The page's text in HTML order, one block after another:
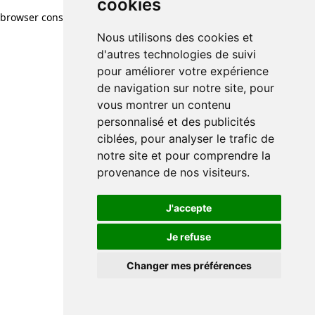
cookies
Nous utilisons des cookies et
d'autres technologies de suivi
pour améliorer votre expérience
de navigation sur notre site, pour
vous montrer un contenu
personnalisé et des publicités
ciblées, pour analyser le trafic de
notre site et pour comprendre la
provenance de nos visiteurs.
J'accepte
Je refuse
Changer mes préférences
browser console for more information)